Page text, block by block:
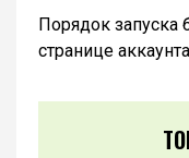
Порядок запуска
странице